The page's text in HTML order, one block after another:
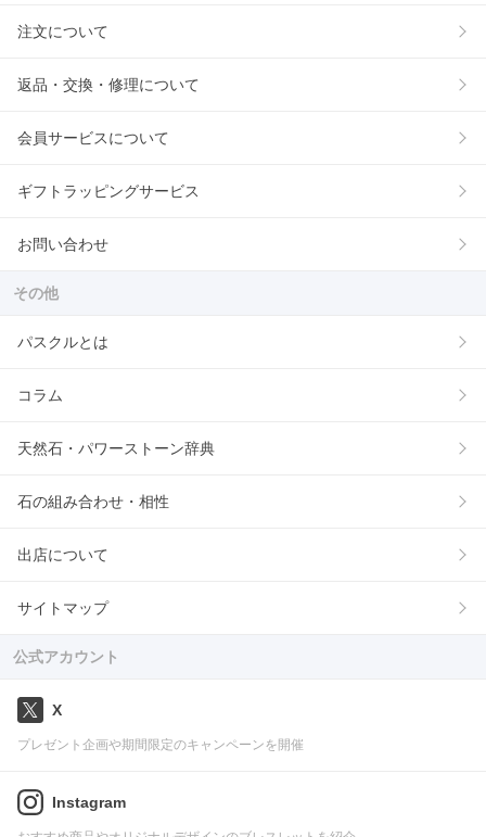
注文について
返品・交換・修理について
会員サービスについて
ギフトラッピングサービス
お問い合わせ
その他
パスクルとは
コラム
天然石・パワーストーン辞典
石の組み合わせ・相性
出店について
サイトマップ
公式アカウント
X
プレゼント企画や期間限定のキャンペーンを開催
Instagram